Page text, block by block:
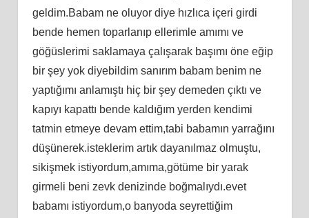
geldim.Babam ne oluyor diye hızlıca içeri girdi
bende hemen toparlanıp ellerimle amımı ve
göğüslerimi saklamaya çalışarak başımı öne eğip
bir şey yok diyebildim sanırım babam benim ne
yaptığımı anlamıştı hiç bir şey demeden çıktı ve
kapıyı kapattı bende kaldığım yerden kendimi
tatmin etmeye devam ettim,tabi babamın yarrağını
düşünerek.isteklerim artık dayanılmaz olmuştu,
sikişmek istiyordum,amıma,götüme bir yarak
girmeli beni zevk denizinde boğmalıydı.evet
babamı istiyordum,o banyoda seyrettiğim